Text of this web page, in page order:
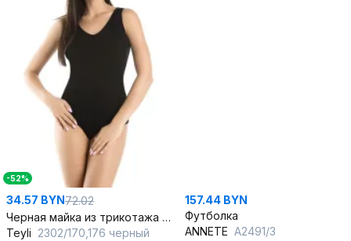
-52%
34.57 BYN72.02
Черная майка из трикотажа и хлопка с V-образным вырезом
Teyli 2302/170,176 черный
157.44 BYN
Футболка
ANNETE A2491/3